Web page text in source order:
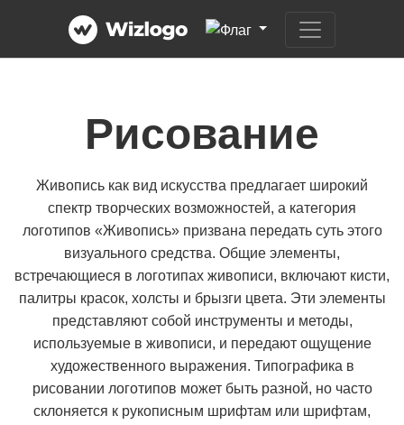
Рисование
Живопись как вид искусства предлагает широкий
спектр творческих возможностей, а категория
логотипов «Живопись» призвана передать суть этого
визуального средства. Общие элементы,
встречающиеся в логотипах живописи, включают кисти,
палитры красок, холсты и брызги цвета. Эти элементы
представляют собой инструменты и методы,
используемые в живописи, и передают ощущение
художественного выражения. Типографика в
рисовании логотипов может быть разной, но часто
склоняется к рукописным шрифтам или шрифтам,